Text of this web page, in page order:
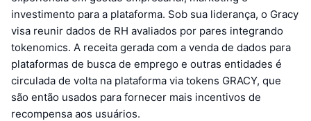
investimento para a plataforma. Sob sua liderança, o Gracy
visa reunir dados de RH avaliados por pares integrando
tokenomics. A receita gerada com a venda de dados para
plataformas de busca de emprego e outras entidades é
circulada de volta na plataforma via tokens GRACY, que
são então usados para fornecer mais incentivos de
recompensa aos usuários.